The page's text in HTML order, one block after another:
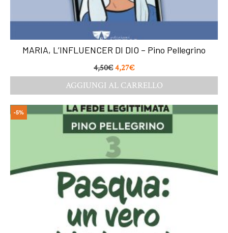
MARIA, L’INFLUENCER DI DIO – Pino Pellegrino
4,50€4,27€
AGGIUNGI AL CARRELLO
-5%